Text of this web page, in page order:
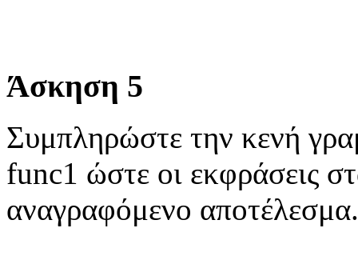
Άσκηση 5
Συμπληρώστε την κενή
func1 ώστε οι εκφράσεις
αναγραφόμενο αποτέλεσμα.